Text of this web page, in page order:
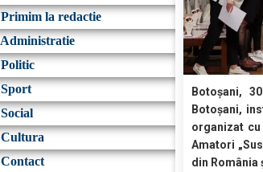
Primim la redactie
Administratie
Politic
Sport
Social
Cultura
Contact
Botoșani,
Botoșani,
organizat
Amatori
din România